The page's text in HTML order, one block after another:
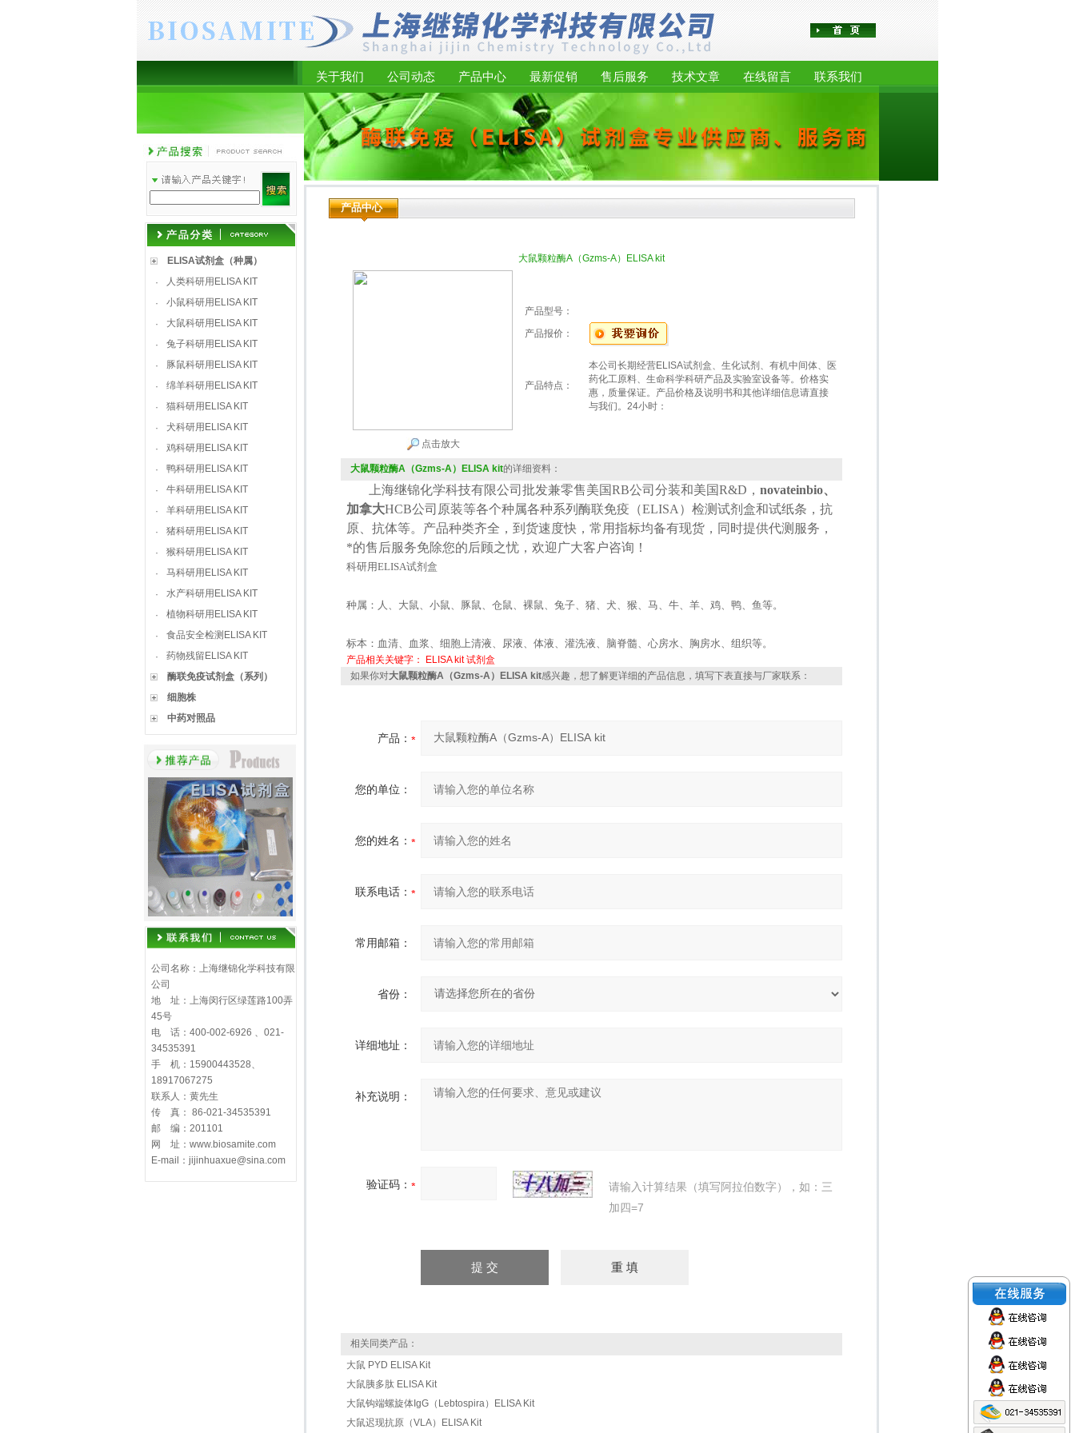
关于我们 公司动态 产品中心 最新促销 售后服务 技术文章 在线留言 联系我们
ELISA试剂盒（种属）
·
人类科研用ELISA KIT
·
小鼠科研用ELISA KIT
·
大鼠科研用ELISA KIT
·
兔子科研用ELISA KIT
·
豚鼠科研用ELISA KIT
·
绵羊科研用ELISA KIT
·
猫科研用ELISA KIT
·
犬科研用ELISA KIT
·
鸡科研用ELISA KIT
·
鸭科研用ELISA KIT
·
牛科研用ELISA KIT
·
羊科研用ELISA KIT
·
猪科研用ELISA KIT
·
猴科研用ELISA KIT
·
马科研用ELISA KIT
·
水产科研用ELISA KIT
·
植物科研用ELISA KIT
·
食品安全检测ELISA KIT
·
药物残留ELISA KIT
酶联免疫试剂盒（系列）
细胞株
中药对照品
公司名称：上海继锦化学科技有限
公司
地 址：上海闵行区绿莲路100弄
45号
电 话：400-002-6926 、021-
34535391
手 机：15900443528、
18917067275
联系人：黄先生
传 真： 86-021-34535391
邮 编：201101
网 址：www.biosamite.com
E-mail：jijinhuaxue@sina.com
产品中心
大鼠颗粒酶A（Gzms-A）ELISA kit
点击放大
产品型号：
产品报价：
产品特点：
本公司长期经营ELISA试剂盒、生化试剂、有机中间体、医
药化工原料、生命科学科研产品及实验室设备等。价格实
惠，质量保证。产品价格及说明书和其他详细信息请直接
与我们。24小时：
大鼠颗粒酶A（Gzms-A）ELISA kit的详细资料：
上海继锦化学科技有限公司批发兼零售美国RB公司 分装和美国R&D ， novateinbio、
加拿大HCB公司原装等各个种属各种系列酶联免疫（ELISA ）检测试剂盒和试纸条，抗
原、抗体等。产品种类齐全，到货速度快，常用指标均备有现货，同时提供代测服务，
*的售后服务免除您的后顾之忧，欢迎广大客户咨询！
科研用ELISA试剂盒
种属：人、大鼠、小鼠、豚鼠、仓鼠、裸鼠、兔子、猪、犬、猴、马、牛、羊、鸡、鸭、鱼等。
标本：血清、血浆、细胞上清液、尿液、体液、灌洗液、脑脊髓、心房水、胸房水、组织等。
产品相关关键字： ELISA kit 试剂盒
如果你对大鼠颗粒酶A（Gzms-A）ELISA kit感兴趣，想了解更详细的产品信息，填写下表直接与厂家联系：
产品：
您的单位：
您的姓名：
联系电话：
常用邮箱：
省份：
详细地址：
补充说明：
验证码：
请输入计算结果（填写阿拉伯数字），如：三
加四=7
相关同类产品：
大鼠 PYD ELISA Kit
大鼠胰多肽 ELISA Kit
大鼠钩端螺旋体IgG（Lebtospira）ELISA Kit
大鼠迟现抗原（VLA）ELISA Kit